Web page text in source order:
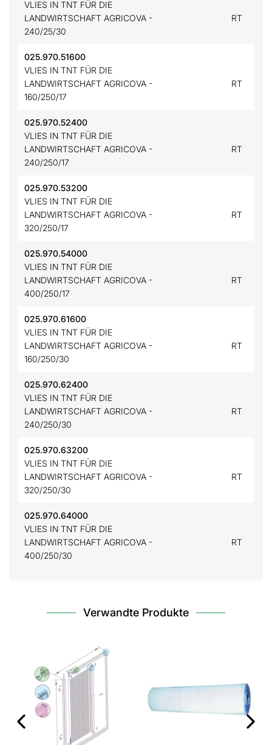
VLIES IN TNT FÜR DIE
LANDWIRTSCHAFT AGRICOVA -
240/25/30
RT
025.970.51600
VLIES IN TNT FÜR DIE
LANDWIRTSCHAFT AGRICOVA -
160/250/17
RT
025.970.52400
VLIES IN TNT FÜR DIE
LANDWIRTSCHAFT AGRICOVA -
240/250/17
RT
025.970.53200
VLIES IN TNT FÜR DIE
LANDWIRTSCHAFT AGRICOVA -
320/250/17
RT
025.970.54000
VLIES IN TNT FÜR DIE
LANDWIRTSCHAFT AGRICOVA -
400/250/17
RT
025.970.61600
VLIES IN TNT FÜR DIE
LANDWIRTSCHAFT AGRICOVA -
160/250/30
RT
025.970.62400
VLIES IN TNT FÜR DIE
LANDWIRTSCHAFT AGRICOVA -
240/250/30
RT
025.970.63200
VLIES IN TNT FÜR DIE
LANDWIRTSCHAFT AGRICOVA -
320/250/30
RT
025.970.64000
VLIES IN TNT FÜR DIE
LANDWIRTSCHAFT AGRICOVA -
400/250/30
RT
Verwandte Produkte